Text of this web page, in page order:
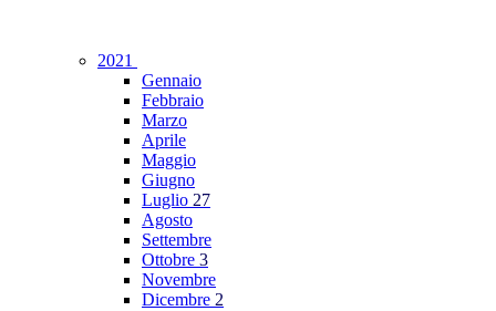
2021
Gennaio
Febbraio
Marzo
Aprile
Maggio
Giugno
Luglio 27
Agosto
Settembre
Ottobre 3
Novembre
Dicembre 2